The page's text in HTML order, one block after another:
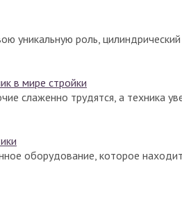
уникальную роль,
в мире стройки
слаженно трудятся, а техника
оборудование, которое